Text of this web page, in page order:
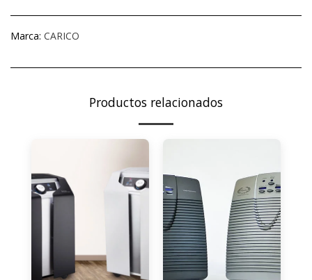
Marca: CARICO
Productos relacionados